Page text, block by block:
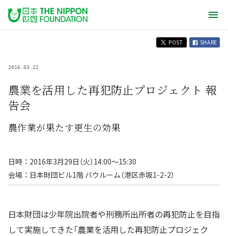
POST SHARE
2016.03.22
農業を活用した再犯防止プロジェクト 報
告会
農作業が果たす更生の効果
日時：2016年3月29日（火）14:00〜15:30
会場：日本財団ビル1階 バウルーム（港区赤坂1-2-2）
日本財団は少年院出院者や刑務所出所者の再犯防止を目指
して実施してきた「農業を活用した再犯防止プロジェク